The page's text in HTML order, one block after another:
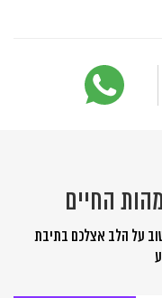
החיים
על הלב אצלכם בתיבת